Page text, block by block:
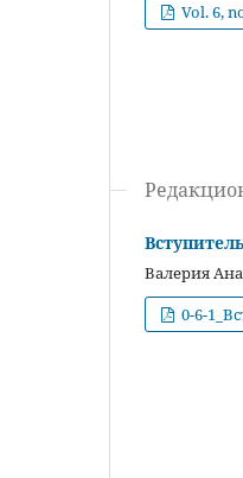
Vol. 6,
Валерия
0-6-